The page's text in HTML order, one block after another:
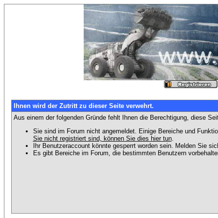
Ihnen wird der Zutritt zu dieser Seite verwehrt.
Aus einem der folgenden Gründe fehlt Ihnen die Berechtigung, diese
Sie sind im Forum nicht angemeldet. Einige Bereiche und
Sie nicht registriert sind, können Sie dies hier tun.
Ihr Benutzeraccount könnte gesperrt worden sein. Melden Sie
Es gibt Bereiche im Forum, die bestimmten Benutzern